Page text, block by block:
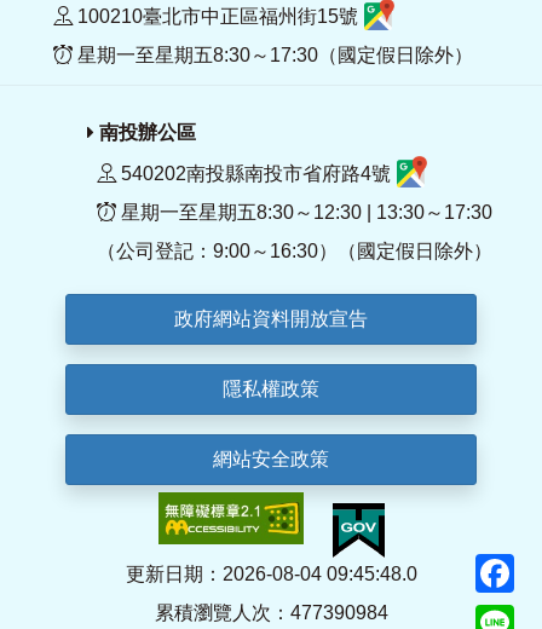
100210臺北市中正區福州街15號
星期一至星期五8:30～17:30（國定假日除外）
南投辦公區
540202南投縣南投市省府路4號
星期一至星期五8:30～12:30 | 13:30～17:30
（公司登記：9:00～16:30）（國定假日除外）
政府網站資料開放宣告
隱私權政策
網站安全政策
更新日期：2026-08-04 09:45:48.0
累積瀏覽人次：477390984